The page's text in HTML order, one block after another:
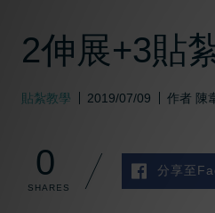
2伸展+3貼
貼紮教學 2019/07/09 作者 陳
0 分享至